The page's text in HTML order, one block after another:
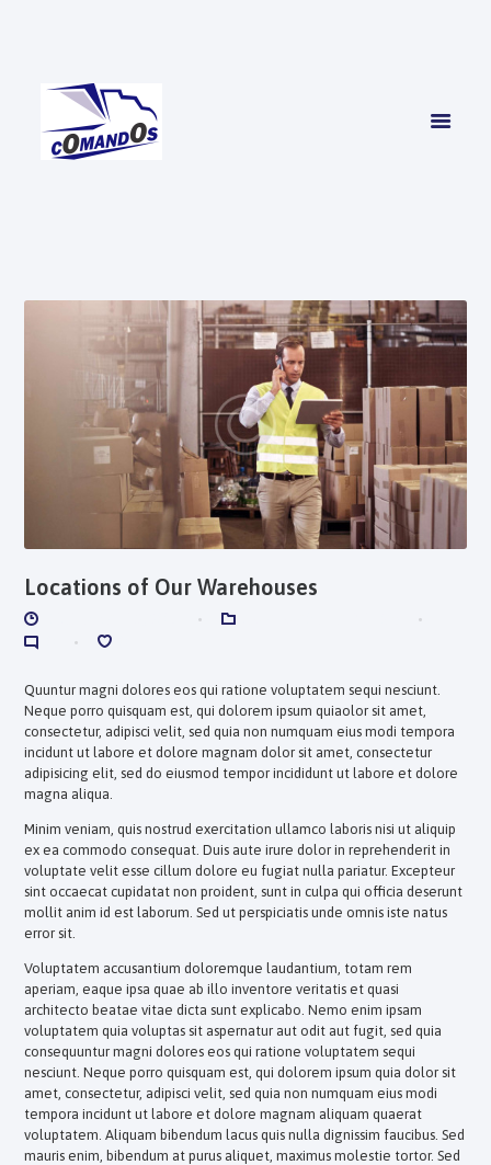
INICIO
Locations of Our Warehouses
Quuntur magni dolores eos qui ratione voluptatem sequi nesciunt.
Neque porro quisquam est, qui dolorem ipsum quiaolor sit amet,
consectetur, adipisci velit, sed quia non numquam eius modi tempora
incidunt ut labore et dolore magnam dolor sit amet, consectetur
adipisicing elit, sed do eiusmod tempor incididunt ut labore et dolore
magna aliqua.
Minim veniam, quis nostrud exercitation ullamco laboris nisi ut aliquip
ex ea commodo consequat. Duis aute irure dolor in reprehenderit in
voluptate velit esse cillum dolore eu fugiat nulla pariatur. Excepteur
sint occaecat cupidatat non proident, sunt in culpa qui officia deserunt
mollit anim id est laborum. Sed ut perspiciatis unde omnis iste natus
error sit.
Voluptatem accusantium doloremque laudantium, totam rem
aperiam, eaque ipsa quae ab illo inventore veritatis et quasi
architecto beatae vitae dicta sunt explicabo. Nemo enim ipsam
voluptatem quia voluptas sit aspernatur aut odit aut fugit, sed quia
consequuntur magni dolores eos qui ratione voluptatem sequi
nesciunt. Neque porro quisquam est, qui dolorem ipsum quia dolor sit
amet, consectetur, adipisci velit, sed quia non numquam eius modi
tempora incidunt ut labore et dolore magnam aliquam quaerat
voluptatem. Aliquam bibendum lacus quis nulla dignissim faucibus. Sed
mauris enim, bibendum at purus aliquet, maximus molestie tortor. Sed